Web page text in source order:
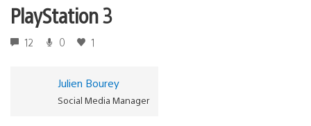
PlayStation 3
12 0 1
Julien Bourey
Social Media Manager